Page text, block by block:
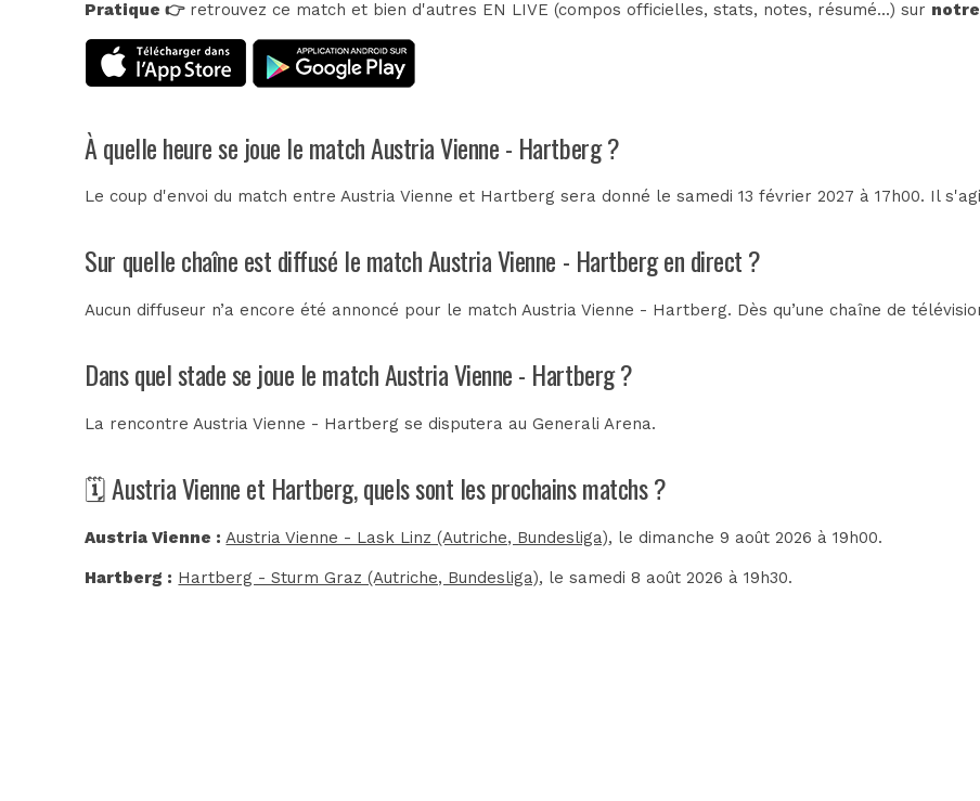
Pratique 👉retrouvez ce match et bien d'autres EN LIVE (compos officielles, stats, notes, résumé...) sur notre
À quelle heure se joue le match Austria Vienne - Hartberg ?
Le coup d'envoi du match entre Austria Vienne et Hartberg sera donné le samedi 13 février 2027 à 17h00. Il
Sur quelle chaîne est diffusé le match Austria Vienne - Hartberg en direct ?
Aucun diffuseur n’a encore été annoncé pour le match Austria Vienne - Hartberg. Dès qu’une chaîne de
Dans quel stade se joue le match Austria Vienne - Hartberg ?
La rencontre Austria Vienne - Hartberg se disputera auGenerali Arena.
🗓️ Austria Vienne et Hartberg, quels sont les prochains matchs ?
Austria Vienne : Austria Vienne - Lask Linz (Autriche, Bundesliga), le dimanche 9 août 2026 à 19h00.
Hartberg : Hartberg - Sturm Graz (Autriche, Bundesliga), le samedi 8 août 2026 à 19h30.